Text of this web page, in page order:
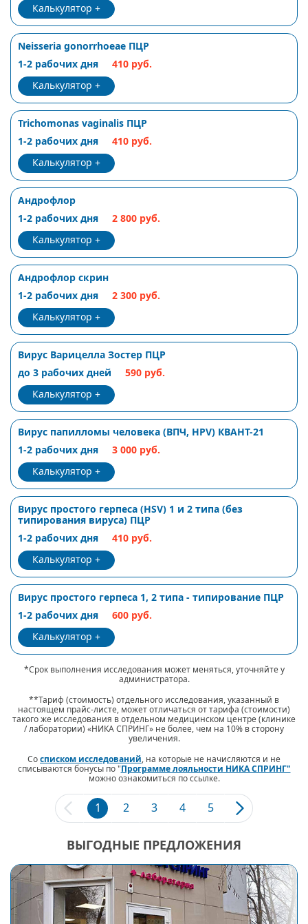
Калькулятор
Neisseria gonorrhoeae ПЦР
1-2 рабочих дня
410 руб.
Калькулятор
Trichomonas vaginalis ПЦР
1-2 рабочих дня
410 руб.
Калькулятор
Андрофлор
1-2 рабочих дня
2 800 руб.
Калькулятор
Андрофлор скрин
1-2 рабочих дня
2 300 руб.
Калькулятор
Вирус Варицелла Зостер ПЦР
до 3 рабочих дней
590 руб.
Калькулятор
Вирус папилломы человека (ВПЧ, HPV) КВАНТ-21
1-2 рабочих дня
3 000 руб.
Калькулятор
Вирус простого герпеса (HSV) 1 и 2 типа (без
типирования вируса) ПЦР
1-2 рабочих дня
410 руб.
Калькулятор
Вирус простого герпеса 1, 2 типа - типирование ПЦР
1-2 рабочих дня
600 руб.
Калькулятор
*Срок выполнения исследования может меняться, уточняйте у
администратора.
**Тариф (стоимость) отдельного исследования, указанный в
настоящем прайс-листе, может отличаться от тарифа (стоимости)
такого же исследования в отдельном медицинском центре (клинике
/ лаборатории) «НИКА СПРИНГ» не более, чем на 10% в сторону
увеличения.
Сосписком исследований, на которые не начисляются и не
списываются бонусы по "Программе лояльности НИКА СПРИНГ"
можно ознакомиться по ссылке.
1 2 3 4 5
ВЫГОДНЫЕ ПРЕДЛОЖЕНИЯ